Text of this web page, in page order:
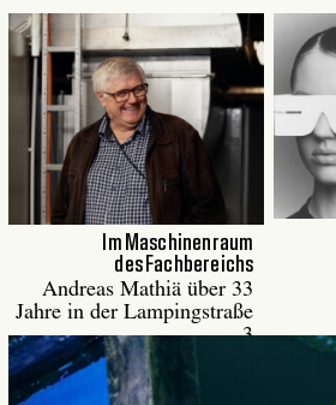
Im Maschinenraum
des Fachbereichs
Andreas Mathiä über 33
Jahre in der Lampingstraße
3